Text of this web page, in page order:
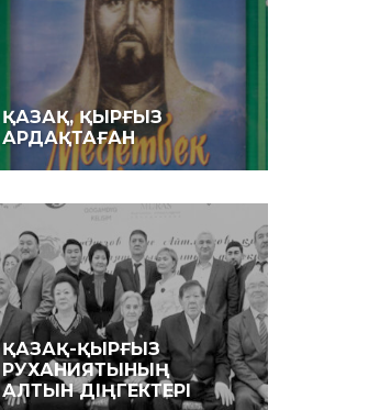
ҚАЗАҚ, ҚЫРҒЫЗ
АРДАҚТАҒАН
ҚАЗАҚ-ҚЫРҒЫЗ
РУХАНИЯТЫНЫҢ
АЛТЫН ДІҢГЕКТЕРІ